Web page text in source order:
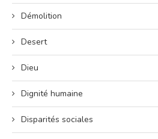
Démolition
Desert
Dieu
Dignité humaine
Disparités sociales